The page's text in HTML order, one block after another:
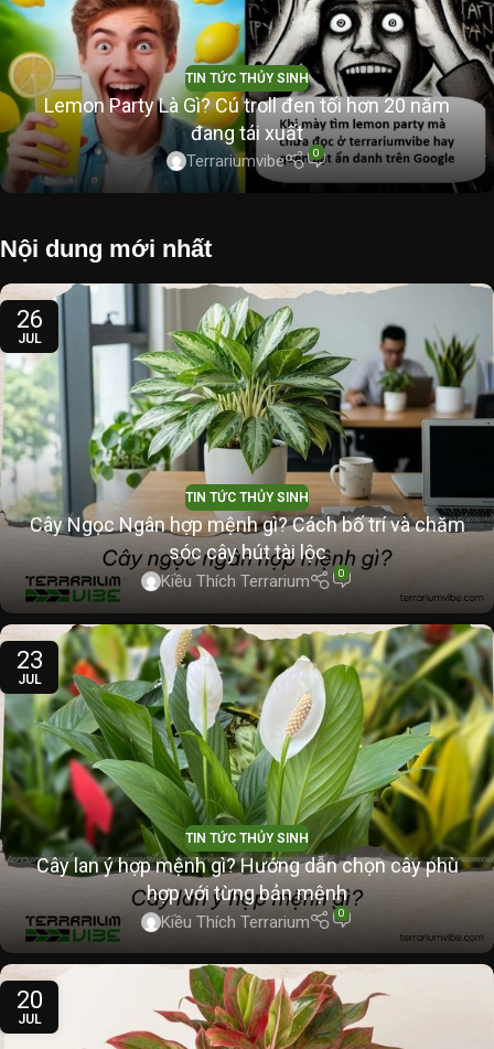
TIN TỨC THỦY SINH
Lemon Party Là Gì? Cú troll đen tối hơn 20 năm
đang tái xuất
Terrariumvibe 0
Nội dung mới nhất
26
JUL
TIN TỨC THỦY SINH
Cây Ngọc Ngân hợp mệnh gì? Cách bố trí và chăm
sóc cây hút tài lộc
Kiều Thích Terrarium 0
23
JUL
TIN TỨC THỦY SINH
Cây lan ý hợp mệnh gì? Hướng dẫn chọn cây phù
hợp với từng bản mệnh
Kiều Thích Terrarium 0
20
JUL